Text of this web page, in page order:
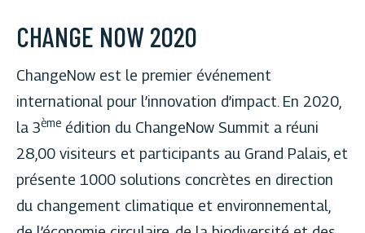
CHANGE NOW 2020
ChangeNow est le premier événement
international pour l’innovation d’impact. En 2020,
la 3ème édition du ChangeNow Summit a réuni
28,00 visiteurs et participants au Grand Palais, et
présente 1000 solutions concrètes en direction
du changement climatique et environnemental,